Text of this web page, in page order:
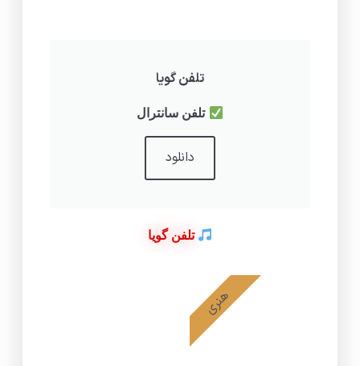
تلفن گویا
تلفن سانترال
دانلود
تلفن گویا
هنری